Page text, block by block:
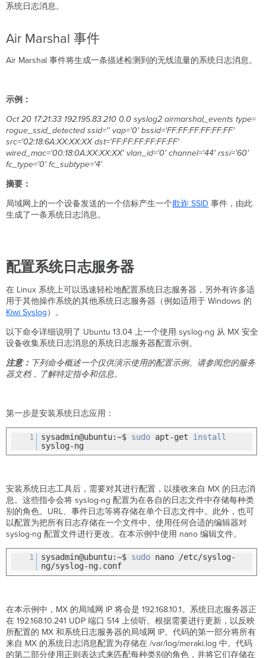
系统日志消息。
Air Marshal 事件
Air Marshal 事件将生成一条描述检测到的无线流量的系统日志消息。
示例：
Oct 20 17:21:33 192.195.83.210 0.0 syslog2 airmarshal_events type=
rogue_ssid_detected ssid='' vap='0' bssid='FF:FF:FF:FF:FF:FF'
src='02:18:6A:XX:XX:XX dst='FF:FF:FF:FF:FF:FF'
wired_mac='00:18:0A:XX:XX:XX' vlan_id='0' channel='44' rssi='60'
fc_type='0' fc_subtype='4'
摘要：
局域网上的一个设备发送的一个信标产生一个欺诈 SSID 事件，由此
生成了一条系统日志消息。
配置系统日志服务器
在 Linux 系统上可以迅速轻松地配置系统日志服务器，另外有许多适
用于其他操作系统的其他系统日志服务器（例如适用于 Windows 的
KiwiSyslog）。
以下命令详细说明了 Ubuntu 13.04 上一个使用 syslog-ng 从 MX 安全
设备收集系统日志消息的系统日志服务器配置示例。
注意： 下列命令概述一个仅供演示使用的配置示例。请参阅您的服务
器文档，了解特定指令和信息。
第一步是安装系统日志应用：
1 sysadmin@ubuntu:~$ sudo apt-get install
syslog-ng
安装系统日志工具后，需要对其进行配置，以接收来自 MX 的日志消
息。这些指令会将 syslog-ng 配置为在各自的日志文件中存储每种类
别的角色。URL、事件日志等将存储在单个日志文件中。此外，也可
以配置为把所有日志存储在一个文件中。使用任何合适的编辑器对
syslog-ng 配置文件进行更改。在本示例中使用 nano 编辑文件。
1 sysadmin@ubuntu:~$ sudo nano /etc/syslog-
ng/syslog-ng.conf
在本示例中，MX 的局域网 IP 将会是 192.168.10.1。系统日志服务器正
在 192.168.10.241 UDP 端口 514 上侦听。根据需要进行更新，以反映
所配置的 MX 和系统日志服务器的局域网 IP。代码的第一部分将所有
来自 MX 的系统日志消息配置为存储在 /var/log/meraki.log 中。代码
的第二部分使用正则表达式来匹配每种类别的角色，并将它们存储在